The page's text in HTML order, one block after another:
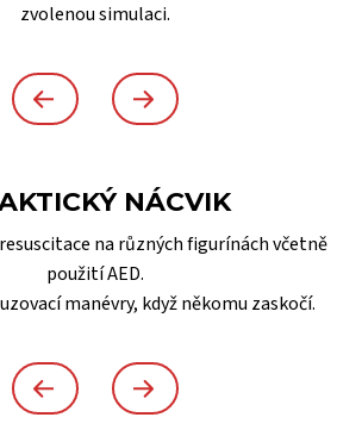
zvolenou simulaci.
NÁCVIK
na různých figurínách včetně
použití AED.
manévry, když někomu zaskočí.